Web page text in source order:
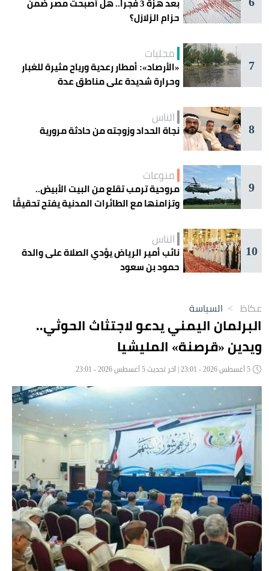
بعد هزة 3 فجراً.. هل أصبحت مصر ضمن
حزام الزلازل؟
7
محليات
«الأرصاد»: أمطار رعدية ورياح مثيرة للغبار
وحرارة شديدة على مناطق عدة
8
الناس
نجاة الحداد وزوجته من حادثة مرورية
9
منوعات
مروحية ترمب تقلع من البيت الأبيض..
وتزامنها مع الطائرات المدنية يفتح تحقيقًا
10
الناس
نائب أمير الرياض يؤدي الصلاة على والدة
حمود بن سعود
عكاظ > السياسة
البرلمان اليمني يدعو لاجتثاث الحوثي..
ويدين «قرصنة» المليشيا